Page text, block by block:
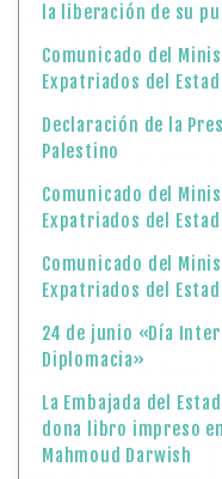
la liberación de su
Comunicado del
Expatriados del
Declaración de la
Palestino
Comunicado del
Expatriados del
Comunicado del
Expatriados del
24 de junio «Día
Diplomacia»
La Embajada del
dona libro impreso
Mahmoud Darwish